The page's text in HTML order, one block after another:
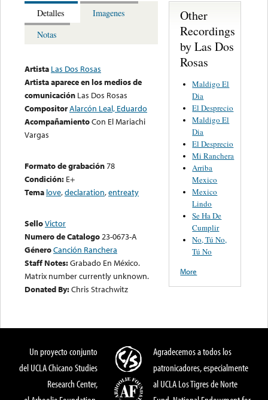
Detalles
Imagenes
Notas
Artista Las Dos Rosas
Artista aparece en los medios de
comunicación Las Dos Rosas
CompositorAlarcón Leal, Eduardo
AcompañamientoCon El Mariachi
Vargas
Formato de grabación78
Condición: E+
Tema love,declaration,entreaty
SelloVictor
Numero de Catalogo23-0673-A
GéneroCanción Ranchera
Staff Notes:Grabado En México.
Matrix number currently unknown.
Donated By:Chris Strachwitz
Other
Recordings
by Las Dos
Rosas
Maldigo El
Dia
El Desprecio
Maldigo El
Dia
El Desprecio
Mi Ranchera
Arriba
Mexico
Mexico
Lindo
Se Ha De
Cumplir
No, Tú No,
Tú No
More
Un proyecto conjunto
del UCLA Chicano Studies
Research Center,
Agradecemos a todos los
patronicadores, especialmente
al UCLA Los Tigres de Norte